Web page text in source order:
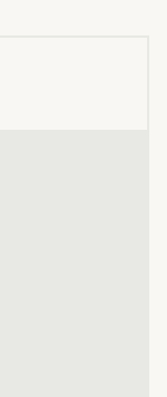
renoveren,
op een manier
je straks niet
plek
Ook de
winkels,